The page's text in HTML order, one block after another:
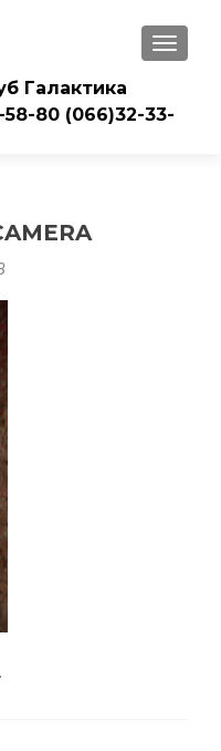
Галактика
58-80 (066)32-33-
.